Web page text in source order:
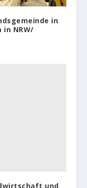
in
in NRW/
und